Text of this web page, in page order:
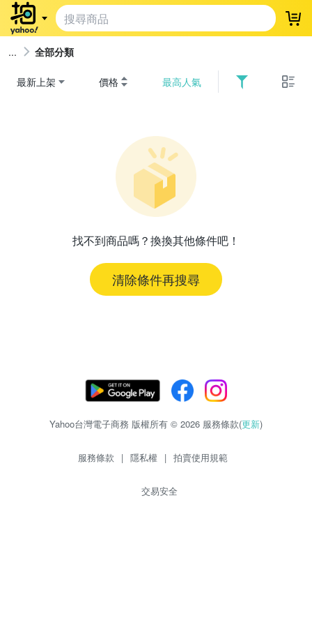
登
全部分類
最新上架 價格 最高人氣
找不到商品嗎？換換其他條件吧！
清除條件再搜尋
Yahoo台灣電子商務 版權所有 © 2026 服務條款(更新)
服務條款 | 隱私權 | 拍賣使用規範
交易安全